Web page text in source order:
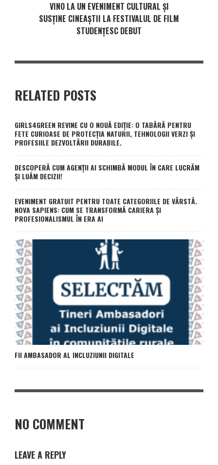
VINO LA UN EVENIMENT CULTURAL ȘI
SUSȚINE CINEAȘTII LA FESTIVALUL DE FILM
STUDENȚESC DEBUT
RELATED POSTS
GIRLS4GREEN REVINE CU O NOUĂ EDIȚIE: O TABĂRĂ PENTRU
FETE CURIOASE DE PROTECȚIA NATURII, TEHNOLOGII VERZI ȘI
PROFESIILE DEZVOLTĂRII DURABILE.
DESCOPERĂ CUM AGENȚII AI SCHIMBĂ MODUL ÎN CARE LUCRĂM
ȘI LUĂM DECIZII!
EVENIMENT GRATUIT PENTRU TOATE CATEGORIILE DE VÂRSTĂ.
NOVA SAPIENS: CUM SE TRANSFORMĂ CARIERA ȘI
PROFESIONALISMUL ÎN ERA AI
FII AMBASADOR AL INCLUZIUNII DIGITALE
NO COMMENT
LEAVE A REPLY